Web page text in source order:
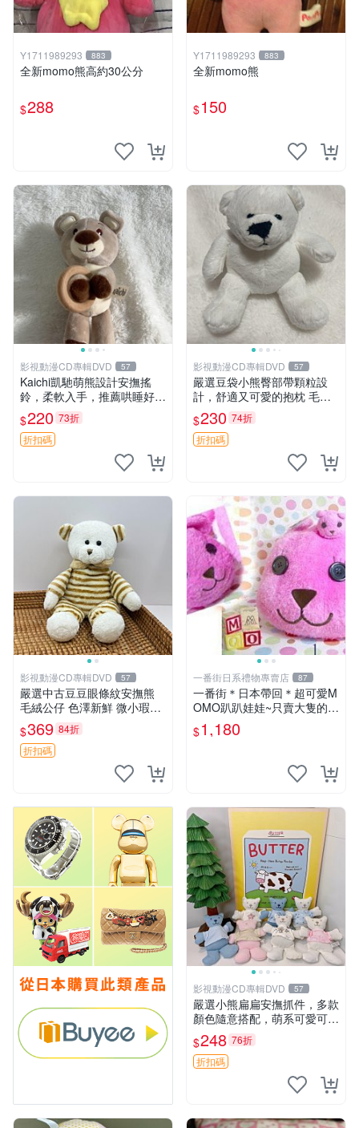
Y1711989293 883
全新momo熊高約30公分
$288
Y1711989293 883
全新momo熊
$150
影視動漫CD專輯DVD 57
Kaichi凱馳萌熊設計安撫搖
鈴，柔軟入手，推薦哄睡好選
擇 熊公仔 安撫玩具 喂食環
$220 73折
折扣碼
影視動漫CD專輯DVD 57
嚴選豆袋小熊臀部帶顆粒設
計，舒適又可愛的抱枕 毛絨
抱枕、臀部按摩、坐墊
$230 74折
折扣碼
影視動漫CD專輯DVD 57
嚴選中古豆豆眼條紋安撫熊
毛絨公仔 色澤新鮮 微小瑕疵
可收藏 中古 安撫熊 條紋公仔
$369 84折
折扣碼
一番街日系禮物專賣店 87
一番街＊日本帶回＊超可愛M
OMO趴趴娃娃~只賣大隻的1
號~單隻價～生日禮物
$1,180
影視動漫CD專輯DVD 57
嚴選小熊扁扁安撫抓件，多款
顏色隨意搭配，萌系可愛可改
掛件 小熊安撫抓件 憶記 抓繩
孩童掛件
$248 76折
折扣碼